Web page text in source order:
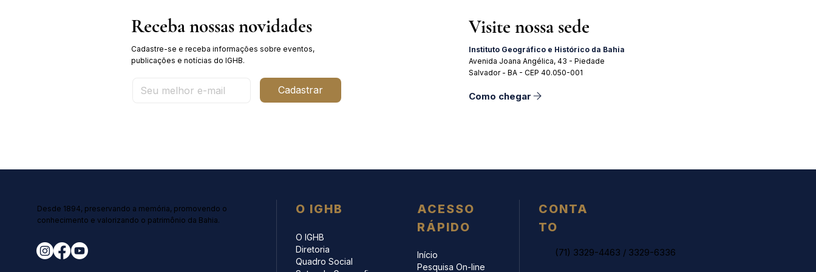
Receba nossas novidades
Cadastre-se e receba informações sobre eventos,
publicações e notícias do IGHB.
Cadastrar
Visite nossa sede
Instituto Geográfico e Histórico da Bahia
Avenida Joana Angélica, 43 - Piedade
Salvador - BA - CEP 40.050-001
Como chegar
Desde 1894, preservando a memória, promovendo o
conhecimento e valorizando o patrimônio da Bahia.
O IGHB
O IGHB
Diretoria
Quadro Social
ACESSO
RÁPIDO
Início
Pesquisa On-line
CONTA
TO
(71) 3329-4463 / 3329-6336